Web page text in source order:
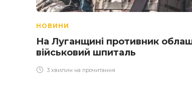
НОВИНИ
На Луганщині противник
військовий шпиталь
3 хвилин на прочитання